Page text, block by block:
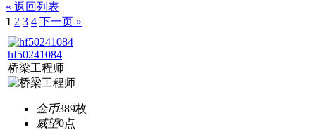
« 返回列表
1 2 3 4 下一页 »
hf50241084
桥梁工程师
金币389枚
威望0点